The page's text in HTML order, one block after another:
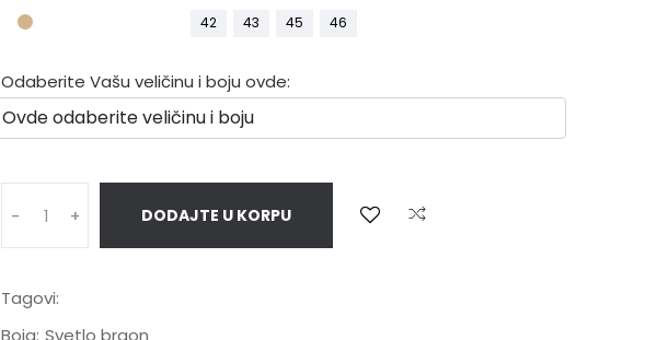
42 43 45 46
Odaberite Vašu veličinu i boju ovde:
- + DODAJTE U KORPU
Tagovi:
Boja: Svetlo braon